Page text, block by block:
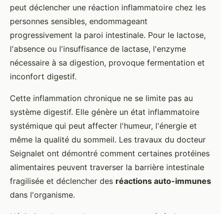
peut déclencher une réaction inflammatoire chez les
personnes sensibles, endommageant
progressivement la paroi intestinale. Pour le lactose,
l'absence ou l'insuffisance de lactase, l'enzyme
nécessaire à sa digestion, provoque fermentation et
inconfort digestif.
Cette inflammation chronique ne se limite pas au
système digestif. Elle génère un état inflammatoire
systémique qui peut affecter l'humeur, l'énergie et
même la qualité du sommeil. Les travaux du docteur
Seignalet ont démontré comment certaines protéines
alimentaires peuvent traverser la barrière intestinale
fragilisée et déclencher des réactions auto-immunes
dans l'organisme.